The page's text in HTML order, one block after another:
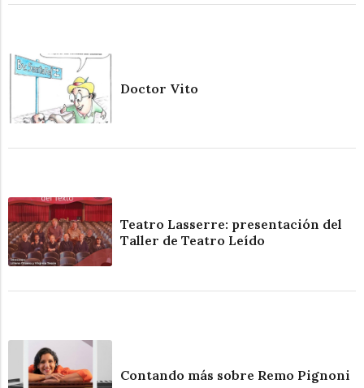
Doctor Vito
Teatro Lasserre: presentación del
Taller de Teatro Leído
Contando más sobre Remo Pignoni